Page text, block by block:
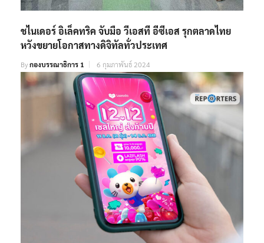
ชไนเดอร์ อิเล็คทริค จับมือ วีเอสที อีซีเอส รุกตลาดไทย
หวังขยายโอกาสทางดิจิทัลทั่วประเทศ
Byกองบรรณาธิการ 1 6 กุมภาพันธ์ 2024